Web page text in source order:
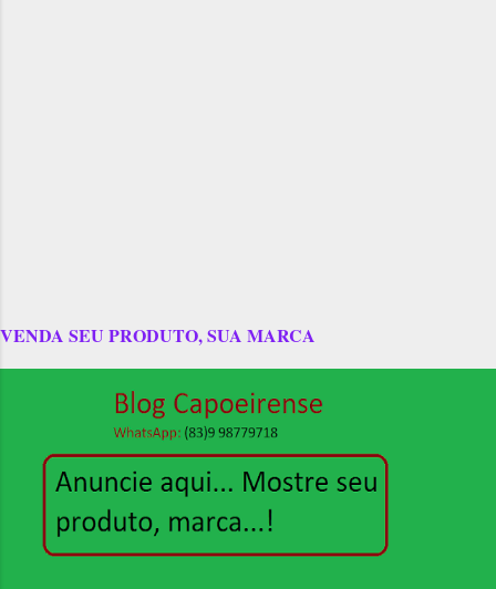
VENDA SEU PRODUTO, SUA MARCA